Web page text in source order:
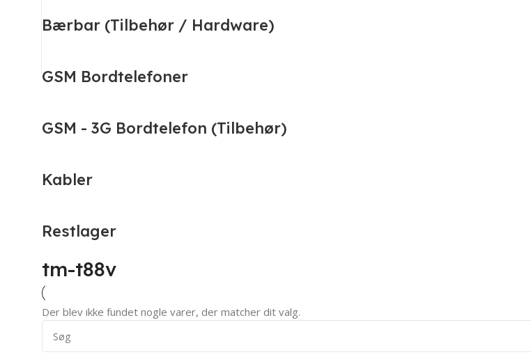
Bærbar (Tilbehør / Hardware)
GSM Bordtelefoner
GSM - 3G Bordtelefon (Tilbehør)
Kabler
Restlager
tm-t88v
Der blev ikke fundet nogle varer, der matcher dit valg.